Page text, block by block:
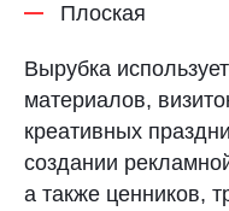
Плоская
Вырубка
материалов,
креативных
создании
а также ценников,